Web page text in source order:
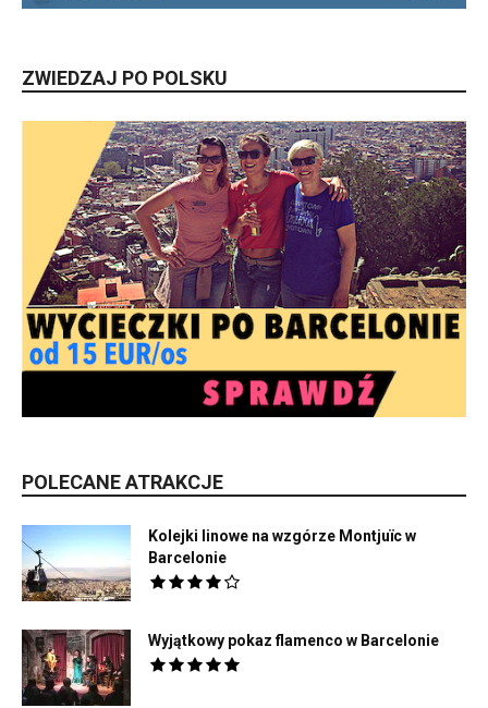
ZWIEDZAJ PO POLSKU
POLECANE ATRAKCJE
Kolejki linowe na wzgórze Montjuïc w
Barcelonie
Wyjątkowy pokaz flamenco w Barcelonie